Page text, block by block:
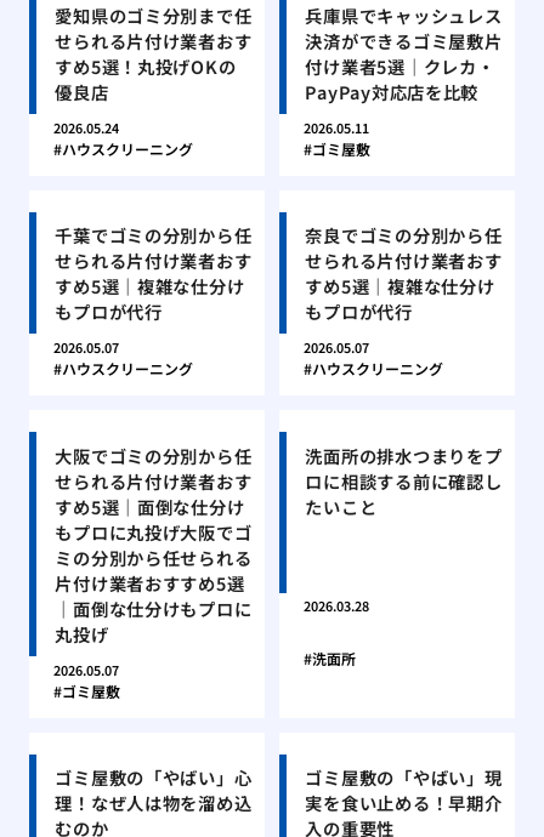
愛知県のゴミ分別まで任
せられる片付け業者おす
すめ5選！丸投げOKの
優良店
2026.05.24
ハウスクリーニング
兵庫県でキャッシュレス
決済ができるゴミ屋敷片
付け業者5選｜クレカ・
PayPay対応店を比較
2026.05.11
ゴミ屋敷
千葉でゴミの分別から任
せられる片付け業者おす
すめ5選｜複雑な仕分け
もプロが代行
2026.05.07
ハウスクリーニング
奈良でゴミの分別から任
せられる片付け業者おす
すめ5選｜複雑な仕分け
もプロが代行
2026.05.07
ハウスクリーニング
大阪でゴミの分別から任
せられる片付け業者おす
すめ5選｜面倒な仕分け
もプロに丸投げ大阪でゴ
ミの分別から任せられる
片付け業者おすすめ5選
｜面倒な仕分けもプロに
丸投げ
2026.05.07
ゴミ屋敷
洗面所の排水つまりをプ
ロに相談する前に確認し
たいこと
2026.03.28
洗面所
ゴミ屋敷の「やばい」心
理！なぜ人は物を溜め込
むのか
ゴミ屋敷の「やばい」現
実を食い止める！早期介
入の重要性